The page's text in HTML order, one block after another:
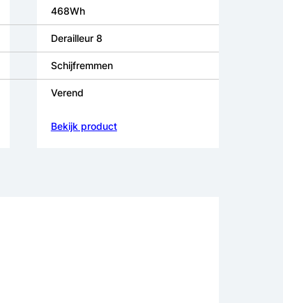
468Wh
Derailleur 8
Schijfremmen
Verend
Bekijk product